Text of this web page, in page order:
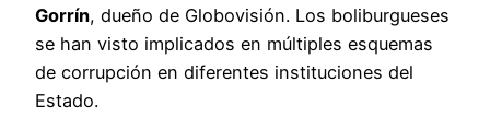
Gorrín, dueño de Globovisión. Los boliburgueses
se han visto implicados en múltiples esquemas
de corrupción en diferentes instituciones del
Estado.